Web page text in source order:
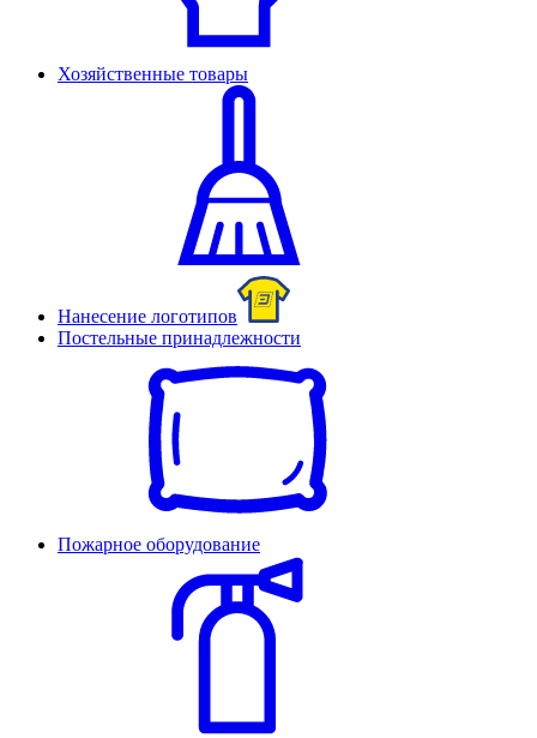
Хозяйственные товары
Нанесение логотипов
Постельные принадлежности
Пожарное оборудование